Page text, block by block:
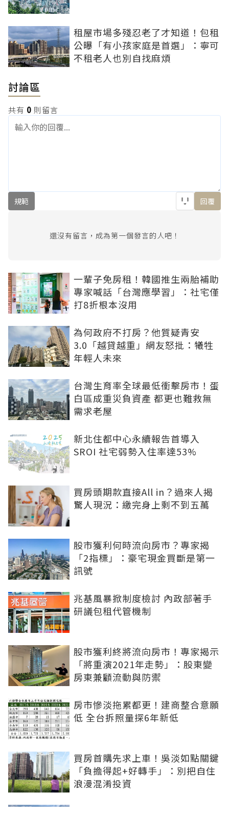
租屋市場多殘忍老了才知道！包租
公曝「有小孩家庭是首選」：寧可
不租老人也別自找麻煩
討論區
共有 0 則留言
規範 回覆
還沒有留言，成為第一個發言的人吧！
一輩子免房租！韓國推生兩胎補助
專家喊話「台灣應學習」：社宅僅
打8折根本沒用
為何政府不打房？他質疑青安
3.0「越貸越重」網友怒批：犧牲
年輕人未來
台灣生育率全球最低衝擊房市！蛋
白區成重災負資產 都更也難救無
需求老屋
新北住都中心永續報告首導入
SROI 社宅弱勢入住率達53%
買房頭期款直接All in？過來人揭
驚人現況：繳完身上剩不到五萬
股市獲利何時流向房市？專家揭
「2指標」：豪宅現金買斷是第一
訊號
兆基風暴掀制度檢討 內政部著手
研議包租代管機制
股市獲利終將流向房市！專家揭示
「將重演2021年走勢」：股東變
房東兼顧流動與防禦
房市慘淡拖累都更！建商整合意願
低 全台拆照量探6年新低
買房首購先求上車！吳淡如點關鍵
「負擔得起+好轉手」：別把自住
浪漫混淆投資